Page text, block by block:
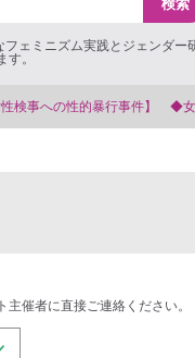
ェミニズム実践とジェンダー
。
事を支援する会事務局
催者に直接ご連絡ください。